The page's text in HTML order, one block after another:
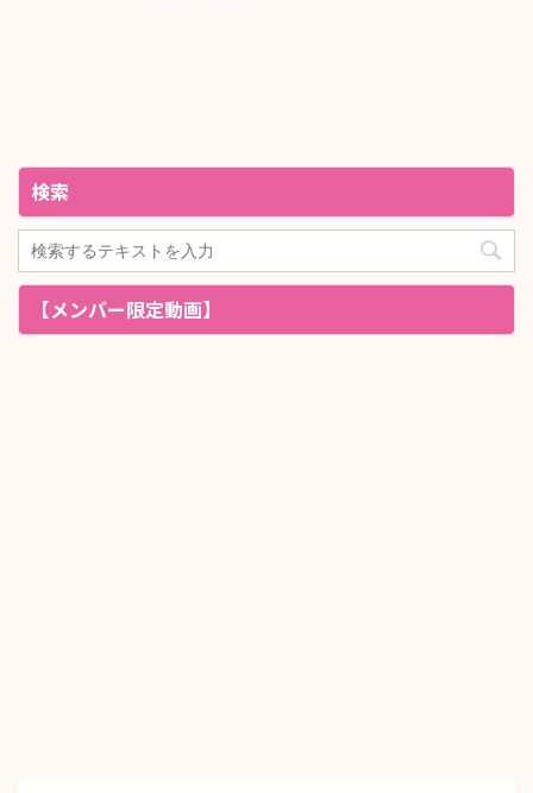
検索
【メンバー限定動画】